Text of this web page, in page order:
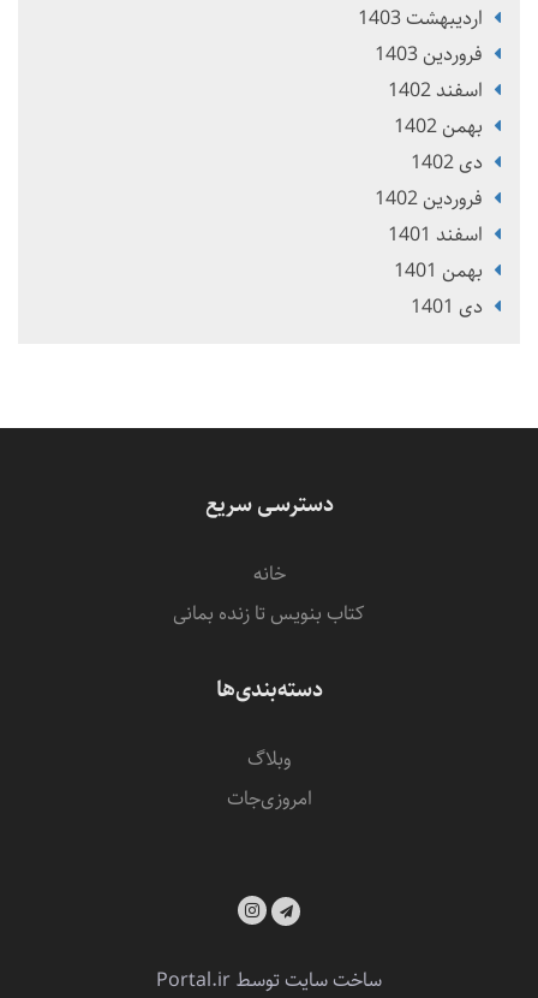
ارديبهشت 1403
فروردین 1403
اسفند 1402
بهمن 1402
دی 1402
فروردین 1402
اسفند 1401
بهمن 1401
دی 1401
دسترسی سریع
خانه
کتاب بنویس تا زنده بمانی
دسته‌بندی‌ها
وبلاگ
امروزی‌‌جات
ساخت سایت توسطPortal.ir